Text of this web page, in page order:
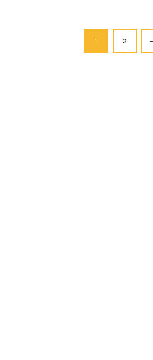
Paginação
dos
PAGE
1 PAGE
2